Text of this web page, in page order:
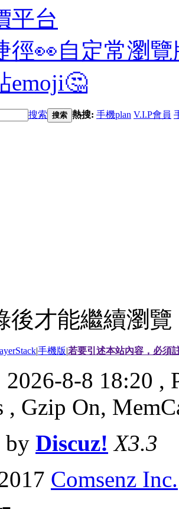
平台
徑👀自定常瀏
emoji🤔
搜索 搜索 熱搜: 手機plan V.I.P會員
後才能繼續瀏覽
|手機版|若要引述本站內容，必須
8-8 18:20 ,
, Gzip On,
by Discuz! X3.3
Comsenz Inc.